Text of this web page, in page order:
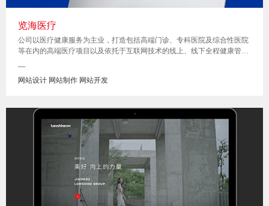
览海医疗
公司以医疗健康服务为主业，打造包括高端门诊、专科医院及综合性医院
等在内的高端医疗项目以及依托于互联网技术的线上、线下全程健康管
—
网站设计 网站制作 网站开发